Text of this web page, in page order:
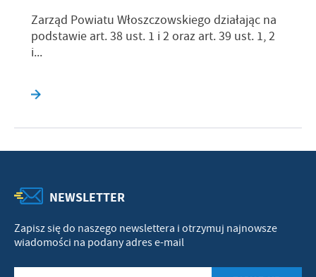
Zarząd Powiatu Włoszczowskiego działając na
podstawie art. 38 ust. 1 i 2 oraz art. 39 ust. 1, 2
i...
NEWSLETTER
Zapisz się do naszego newslettera i otrzymuj najnowsze
wiadomości na podany adres e-mail